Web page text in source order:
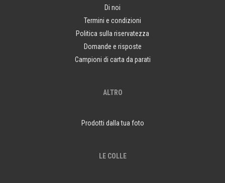
Di noi
Termini e condizioni
Politica sulla riservatezza
Domande e risposte
Campioni di carta da parati
ALTRO
Prodotti dalla tua foto
LE COLLE